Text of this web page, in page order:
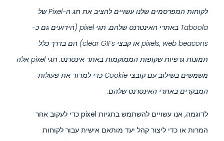
לקוחות המפרסמים שלנו עשויים להציב את תג ה-Pixel של
Taboola באתרי האינטרנט שלהם. תגי pixel (הידועים גם כ-
pixels, web beacons או קבצי clear GIFs) הם בדרך כלל
תמונות גרפיות שקופות הממוקמות באתר אינטרנט. תגי pixel אלה
משמשים בשילוב עם קובצי Cookie כדי למדוד את פעולות
המבקרים באתרי האינטרנט שלהם.
לדוגמה, אנו עשויים להשתמש בתגיות pixel כדי לעקוב אחר
המרות או כדי ליצור קהל יעד מותאם אישית עבור לקוחות